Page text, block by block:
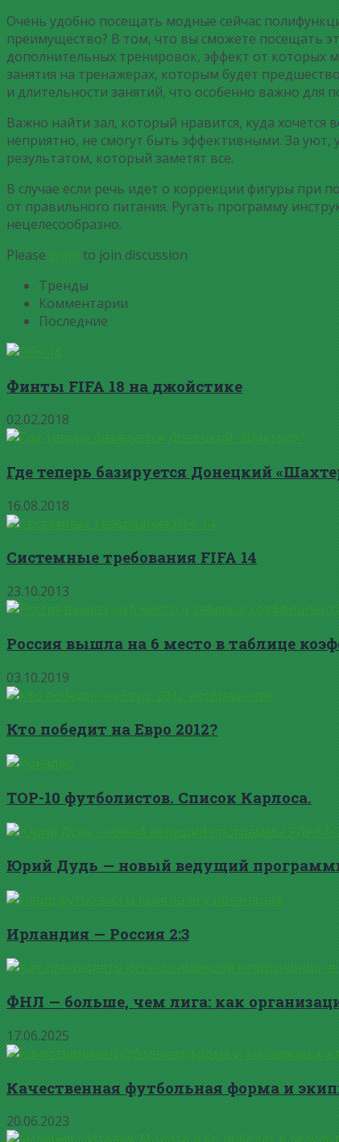
Очень удобно посещать модные сейчас
преимущество? В том, что вы сможете посещать
дополнительных тренировок, эффект от
занятия на тренажерах, которым будет
и длительности занятий, что особенно важно для
Важно найти зал, который нравится, куда хочется
неприятно, не смогут быть эффективными. За уют,
результатом, который заметят все.
В случае если речь идет о коррекции фигуры при
от правильного питания. Ругать программу
нецелесообразно.
Pleaseloginto join discussion
Тренды
Комментарии
Последние
Финты FIFA 18 на джойстике
02.02.2018
Где теперь базируется Донецкий
16.08.2018
Системные требования FIFA 14
23.10.2013
Россия вышла на 6 место в таблице
03.10.2019
Кто победит на Евро 2012?
TOP-10 футболистов. Список Карлоса.
Юрий Дудь — новый ведущий
Ирландия — Россия 2:3
ФНЛ — больше, чем лига: как
17.06.2025
Качественная футбольная форма и
20.06.2023